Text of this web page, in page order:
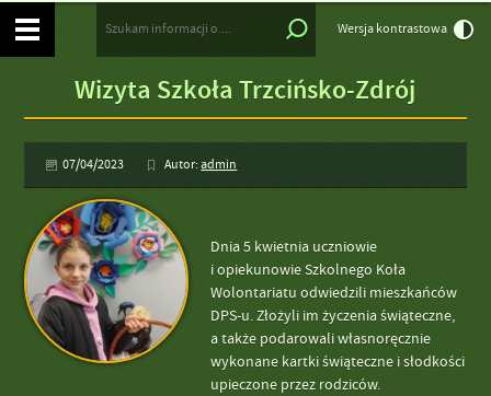
Wersja kontrastowa
Wizyta Szkoła Trzcińsko-Zdrój
07/04/2023 Autor:admin
Dnia 5 kwietnia uczniowie
i opiekunowie Szkolnego Koła
Wolontariatu odwiedzili mieszkańców
DPS-u. Złożyli im życzenia świąteczne,
a także podarowali własnoręcznie
wykonane kartki świąteczne i słodkości
upieczone przez rodziców.